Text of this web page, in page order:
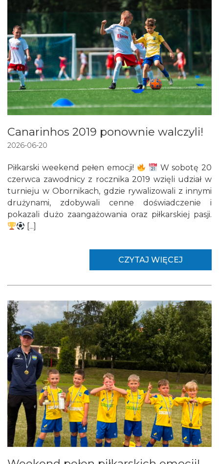
Canarinhos 2019 ponownie walczyli!
2026-06-20
Piłkarski weekend pełen emocji!
W sobotę 20
czerwca zawodnicy z rocznika 2019 wzięli udział w
turnieju w Obornikach, gdzie rywalizowali z innymi
drużynami, zdobywali cenne doświadczenie i
pokazali dużo zaangażowania oraz piłkarskiej pasji.
[...]
CZYTAJ WIĘCEJ